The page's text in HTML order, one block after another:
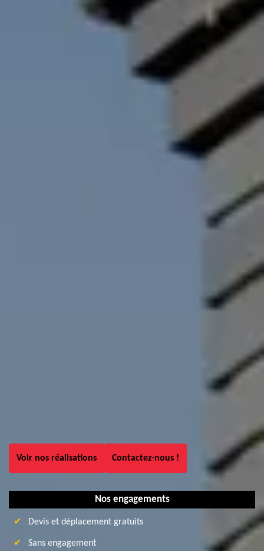
Voir nos réalisations Contactez-nous !
Nos engagements
Devis et déplacement gratuits
Sans engagement